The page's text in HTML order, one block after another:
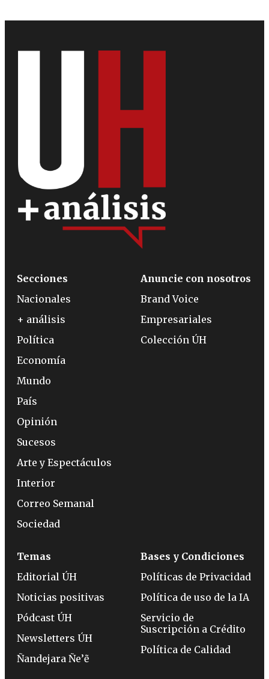
Secciones
Nacionales
+ análisis
Política
Economía
Mundo
País
Opinión
Sucesos
Arte y Espectáculos
Interior
Correo Semanal
Sociedad
Anuncie con nosotros
Brand Voice
Empresariales
Colección ÚH
Temas
Editorial ÚH
Noticias positivas
Pódcast ÚH
Newsletters ÚH
Ñandejara Ñe’ẽ
Bases y Condiciones
Políticas de Privacidad
Política de uso de la IA
Servicio de
Suscripción a Crédito
Política de Calidad